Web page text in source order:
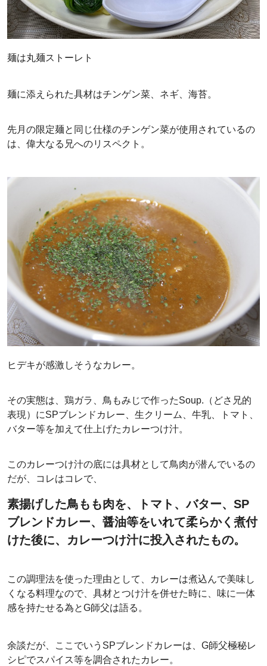
麺は丸麺ストーレト
麺に添えられた具材はチンゲン菜、ネギ、海苔。
先月の限定麺と同じ仕様のチンゲン菜が使用されているの
は、偉大なる兄へのリスペクト。
ヒデキが感激しそうなカレー。
その実態は、鶏ガラ、鳥もみじで作ったSoup.（どさ兄的
表現）にSPブレンドカレー、生クリーム、牛乳、トマト、
バター等を加えて仕上げたカレーつけ汁。
このカレーつけ汁の底には具材として鳥肉が潜んでいるの
だが、コレはコレで、
素揚げした鳥もも肉を、トマト、バター、SP
ブレンドカレー、醤油等をいれて柔らかく煮付
けた後に、カレーつけ汁に投入されたもの。
この調理法を使った理由として、カレーは煮込んで美味し
くなる料理なので、具材とつけ汁を併せた時に、味に一体
感を持たせる為とG師父は語る。
余談だが、ここでいうSPブレンドカレーは、G師父極秘レ
シピでスパイス等を調合されたカレー。